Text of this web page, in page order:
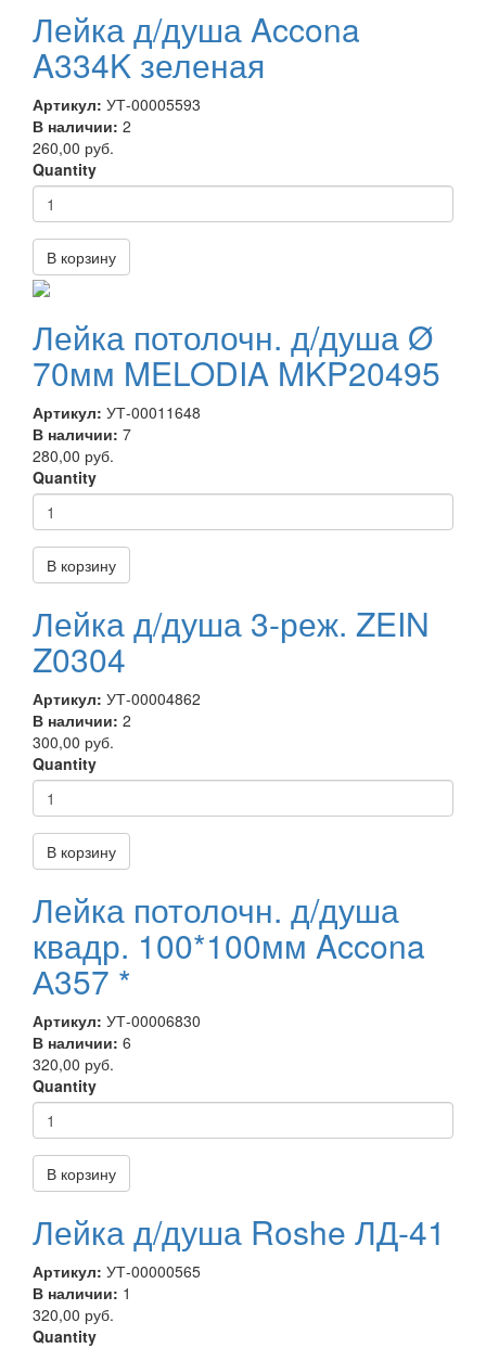
Лейка д/душа Accona
A334K зеленая
Артикул: УТ-00005593
В наличии: 2
260,00 руб.
Quantity
В корзину
Лейка потолочн. д/душа Ø
70мм MELODIA MKP20495
Артикул: УТ-00011648
В наличии: 7
280,00 руб.
Quantity
В корзину
Лейка д/душа 3-реж. ZEIN
Z0304
Артикул: УТ-00004862
В наличии: 2
300,00 руб.
Quantity
В корзину
Лейка потолочн. д/душа
квадр. 100*100мм Accona
А357 *
Артикул: УТ-00006830
В наличии: 6
320,00 руб.
Quantity
В корзину
Лейка д/душа Roshe ЛД-41
Артикул: УТ-00000565
В наличии: 1
320,00 руб.
Quantity